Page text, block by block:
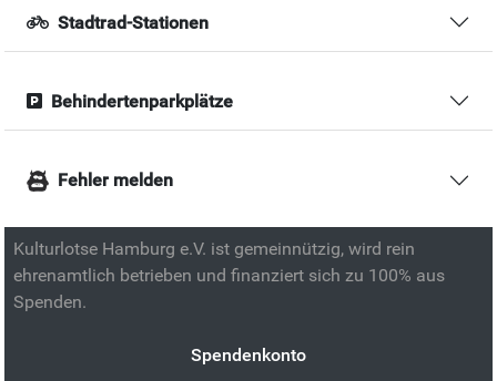
Stadtrad-Stationen
Behindertenparkplätze
Fehler melden
Kulturlotse Hamburg e.V. ist gemeinnützig, wird rein
ehrenamtlich betrieben und finanziert sich zu 100% aus
Spenden.
Spendenkonto